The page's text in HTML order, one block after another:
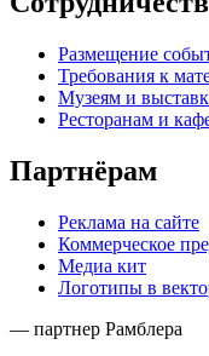
Размещение
Требования к
Музеям и
Ресторанам и
Партнёрам
Реклама на сайте
Коммерческое
Медиа кит
Логотипы в
— партнер Рамблера